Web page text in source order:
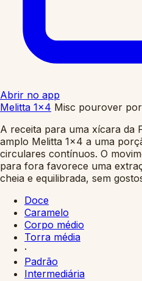
Abrir no app
Melitta 1x4 Misc pourover por
A receita para uma xícara da
amplo Melitta 1x4 a uma
circulares contínuos. O
para fora favorece uma
cheia e equilibrada, sem
Doce
Caramelo
Corpo médio
Torra média
·
Padrão
Intermediária